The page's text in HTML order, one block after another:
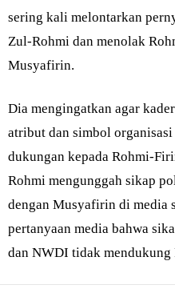
sering kali melontarkan
Zul-Rohmi dan menolak
Musyafirin.
Dia mengingatkan agar
atribut dan simbol
dukungan kepada Rohmi-
Rohmi mengunggah sikap
dengan Musyafirin di media
pertanyaan media bahwa
dan NWDI tidak